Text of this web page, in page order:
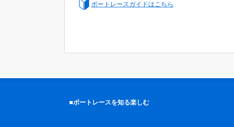
ボートレースガイドはこちら
■ボートレースを知る楽しむ